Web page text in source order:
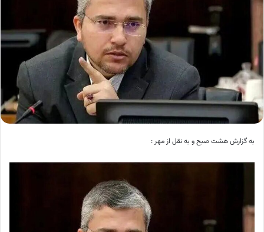
به گزارش هشت صبح و به نقل از مهر :